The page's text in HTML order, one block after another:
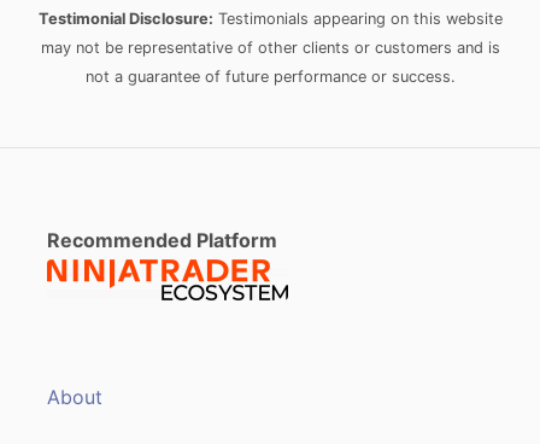
Testimonial Disclosure: Testimonials appearing on this website
may not be representative of other clients or customers and is
not a guarantee of future performance or success.
About
Recommended Platform